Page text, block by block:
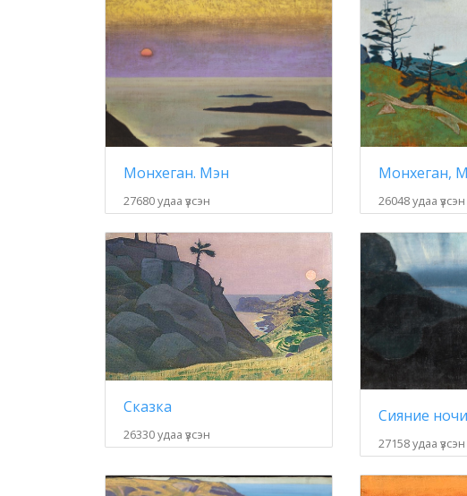
Монхеган. Мэн
27680 удаа үзсэн
Монхеган,
26048 удаа үзсэн
Сказка
26330 удаа үзсэн
Сияние ночи
27158 удаа үзсэн